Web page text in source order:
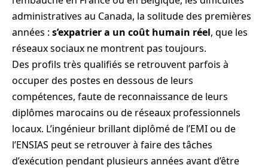
administratives au Canada, la solitude des premières
années : s’expatrier a un coût humain réel, que les
réseaux sociaux ne montrent pas toujours.
Des profils très qualifiés se retrouvent parfois à
occuper des postes en dessous de leurs
compétences, faute de reconnaissance de leurs
diplômes marocains ou de réseaux professionnels
locaux. L’ingénieur brillant diplômé de l’EMI ou de
l’ENSIAS peut se retrouver à faire des tâches
d’exécution pendant plusieurs années avant d’être